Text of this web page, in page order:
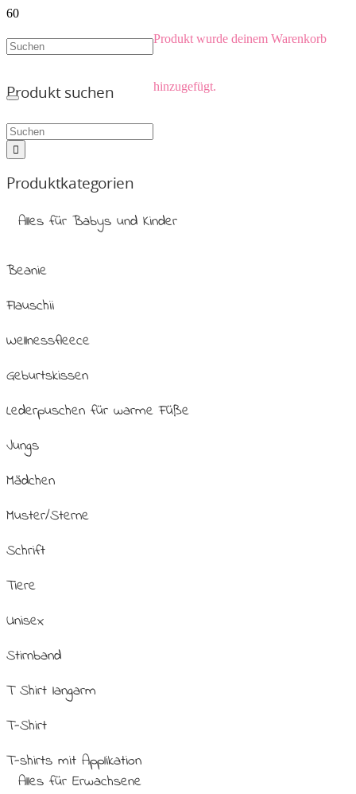
Produkt wurde deinem Warenkorb
hinzugefügt.
Produkt suchen
Produktkategorien
Alles für Babys und Kinder
Beanie
Flauschii
Wellnessfleece
Geburtskissen
Lederpuschen für warme Füße
Jungs
Mädchen
Muster/Sterne
Schrift
Tiere
Unisex
Stirnband
T Shirt langarm
T-Shirt
T-shirts mit Applikation
Alles für Erwachsene